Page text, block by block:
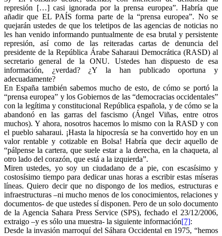
represión […] casi ignorada por la prensa europea”. Habría que
añadir que EL PAÍS forma parte de la “prensa europea”. No se
quejarán ustedes de que los teletipos de las agencias de noticias no
les han venido informando puntualmente de esa brutal y persistente
represión, así como de las reiteradas cartas de denuncia del
presidente de la República Árabe Saharaui Democrática (RASD) al
secretario general de la ONU. Ustedes han dispuesto de esa
información, ¿verdad? ¿Y la han publicado oportuna y
adecuadamente?
En España también sabemos mucho de esto, de cómo se portó la
“prensa europea” y los Gobiernos de las “democracias occidentales”
con la legítima y constitucional República española, y de cómo se la
abandonó en las garras del fascismo (Ángel Viñas, entre otros
muchos). Y ahora, nosotros hacemos lo mismo con la RASD y con
el pueblo saharaui. ¡Hasta la hipocresía se ha convertido hoy en un
valor rentable y cotizable en Bolsa! Habría que decir aquello de
“pálpense la cartera, que suele estar a la derecha, en la chaqueta, al
otro lado del corazón, que está a la izquierda”.
Miren ustedes, yo soy un ciudadano de a pie, con escasísimo y
costosísimo tiempo para dedicar unas horas a escribir estas míseras
líneas. Quiero decir que no dispongo de los medios, estructuras e
infraestructuras –ni mucho menos de los conocimientos, relaciones y
documentos- de que ustedes sí disponen. Pero de un solo documento
de la Agencia Sahara Press Service (SPS), fechado el 23/12/2006,
extraigo –y es sólo una muestra- la siguiente información[7]:
Desde la invasión marroquí del Sáhara Occidental en 1975, “hemos